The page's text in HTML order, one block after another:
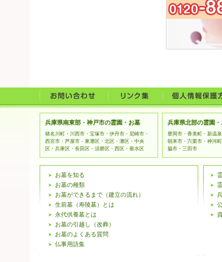
兵庫県南東部・神戸市の霊園・お墓
猪名川町・川西市・宝塚市・伊丹市・尼崎市・
西宮市・芦屋市・東灘区・北区・灘区・中央
区・兵庫区・長田区・須磨区・西区・垂水区
兵庫県北部の霊園
豊岡市・香美町・新温
朝来市・宍栗市・神河
脇市・三田市
お墓を知る
お墓の種類
お墓ができるまで（建立の流れ）
生前墓（寿陵墓）とは
永代供養墓とは
お墓の引越し（改葬）
お墓のよくある質問
仏事用語集